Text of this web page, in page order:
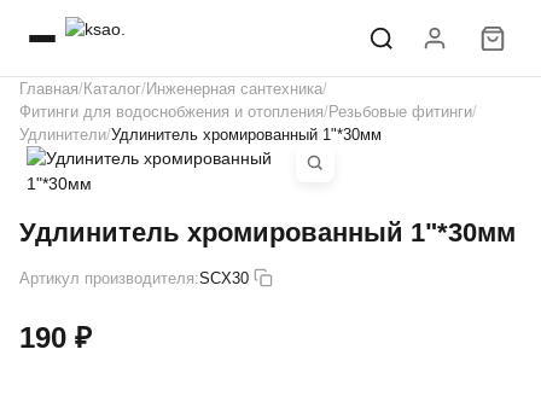
Главная Каталог Инженерная сантехника
Фитинги для водоснобжения и отопления Резьбовые фитинги
Удлинители Удлинитель хромированный 1"*30мм
Удлинитель хромированный 1"*30мм
Артикул производителя:SCX30
190 ₽